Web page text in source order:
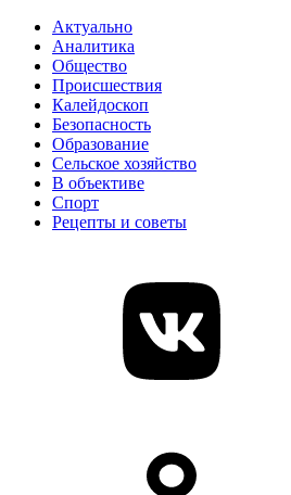
Актуально
Аналитика
Общество
Происшествия
Калейдоскоп
Безопасность
Образование
Сельское хозяйство
В объективе
Спорт
Рецепты и советы